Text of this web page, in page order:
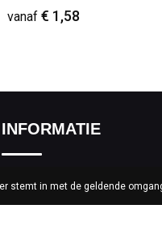
vanaf€ 1,58
INFORMATIE
Over ons
stemt in met de geldende